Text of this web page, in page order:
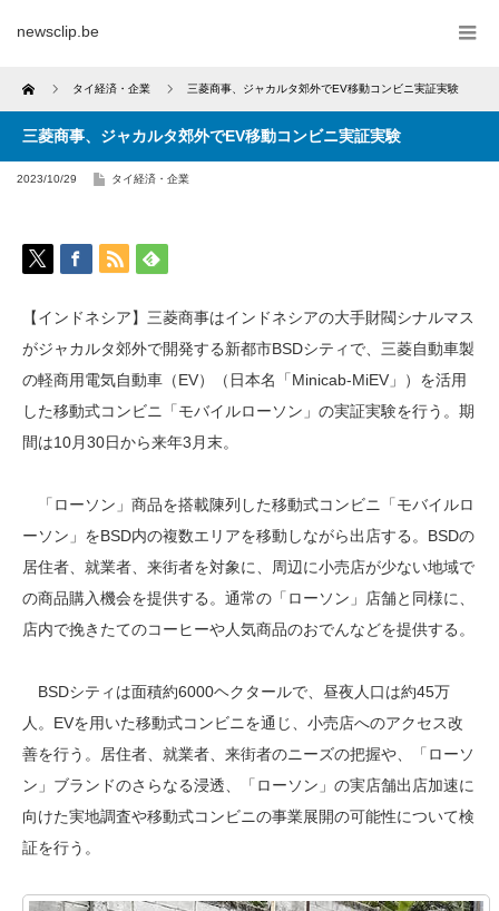
newsclip.be
Home タイ経済・企業 三菱商事、ジャカルタ郊外でEV移動コンビニ実証実験
三菱商事、ジャカルタ郊外でEV移動コンビニ実証実験
2023/10/29 タイ経済・企業
【インドネシア】三菱商事はインドネシアの大手財閥シナルマス
がジャカルタ郊外で開発する新都市BSDシティで、三菱自動車製
の軽商用電気自動車（EV）（日本名「Minicab-MiEV」）を活用
した移動式コンビニ「モバイルローソン」の実証実験を行う。期
間は10月30日から来年3月末。
「ローソン」商品を搭載陳列した移動式コンビニ「モバイルロ
ーソン」をBSD内の複数エリアを移動しながら出店する。BSDの
居住者、就業者、来街者を対象に、周辺に小売店が少ない地域で
の商品購入機会を提供する。通常の「ローソン」店舗と同様に、
店内で挽きたてのコーヒーや人気商品のおでんなどを提供する。
BSDシティは面積約6000ヘクタールで、昼夜人口は約45万
人。EVを用いた移動式コンビニを通じ、小売店へのアクセス改
善を行う。居住者、就業者、来街者のニーズの把握や、「ローソ
ン」ブランドのさらなる浸透、「ローソン」の実店舗出店加速に
向けた実地調査や移動式コンビニの事業展開の可能性について検
証を行う。